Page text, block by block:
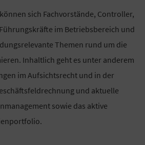
können sich Fachvorstände, Controller,
im Betriebsbereich und
Themen rund um die
Inhaltlich geht es unter anderem
im Aufsichtsrecht und in der
und aktuelle
sowie das aktive